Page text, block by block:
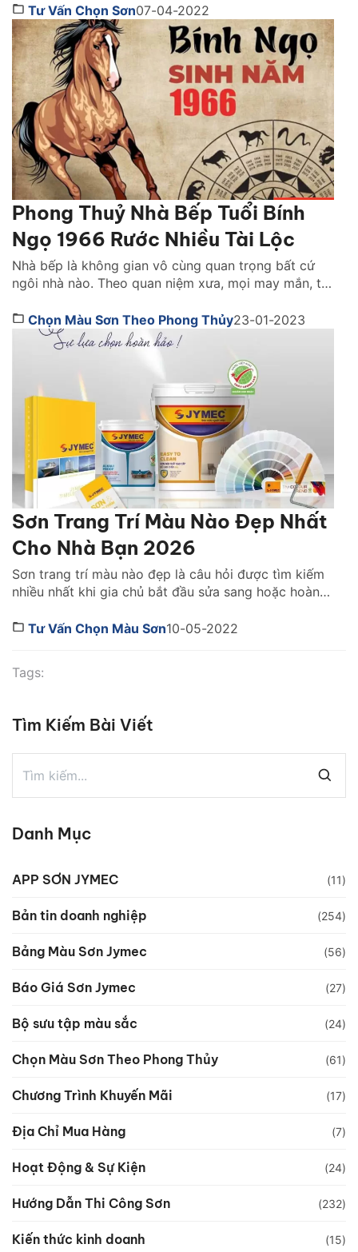
quan tâm. Cùng Sơn JYMEC tìm hiểu những lời
khuyên hữu ích qua bài viêt dưới đây nhé! Sơn tốt
nhất hiện […]
Tư Vấn Chọn Sơn07-04-2022
Phong Thuỷ Nhà Bếp Tuổi Bính
Ngọ 1966 Rước Nhiều Tài Lộc
Nhà bếp là không gian vô cùng quan trọng bất cứ
ngôi nhà nào. Theo quan niệm xưa, mọi may mắn, tài
từ không gian này. Thiết kế nhà bếp đẹp chuẩn
phong thuỷ giúp mang đến không gian tối ưu, đem
lại nhiều […]
Chọn Màu Sơn Theo Phong Thủy23-01-2023
Sơn Trang Trí Màu Nào Đẹp Nhất
Cho Nhà Bạn 2026
Sơn trang trí màu nào đẹp là câu hỏi được tìm kiếm
nhiều nhất khi gia chủ bắt đầu sửa sang hoặc hoàn
không chỉ quyết định vẻ đẹp của ngôi nhà mà còn
Tư Vấn Chọn Màu Sơn10-05-2022
Tags:
Tìm Kiếm Bài Viết
Danh Mục
APP SƠN JYMEC (11)
Bản tin doanh nghiệp (254)
Bảng Màu Sơn Jymec (56)
Báo Giá Sơn Jymec (27)
Bộ sưu tập màu sắc (24)
Chọn Màu Sơn Theo Phong Thủy (61)
Chương Trình Khuyến Mãi (17)
Địa Chỉ Mua Hàng (7)
Hoạt Động & Sự Kiện (24)
Hướng Dẫn Thi Công Sơn (232)
Kiến thức kinh doanh (15)